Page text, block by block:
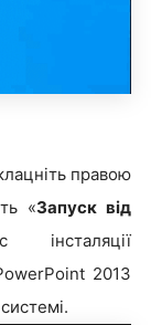
правою
«Запуск від
2013